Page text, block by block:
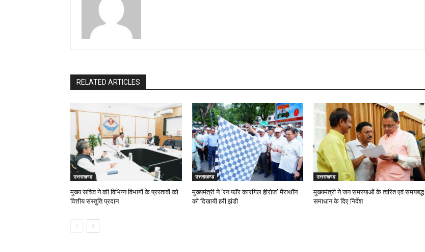
RELATED ARTICLES
उत्तराखण्ड
मुख्य सचिव ने की विभिन्न विभागों के प्रस्तावों को
वित्तीय संस्तुति प्रदान
उत्तराखण्ड
मुख्यमंत्री ने ‘रन फॉर कारगिल हीरोज’ मैराथॉन
को दिखायी हरी झंडी
उत्तराखण्ड
मुख्यमंत्री ने जन समस्याओं के त्वरित एवं समयबद्ध
समाधान के दिए निर्देश